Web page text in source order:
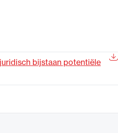
bijstaan potentiële